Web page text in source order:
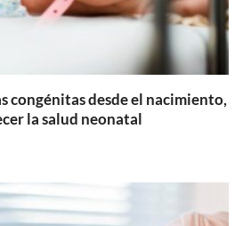
congénitas desde el nacimiento,
la salud neonatal